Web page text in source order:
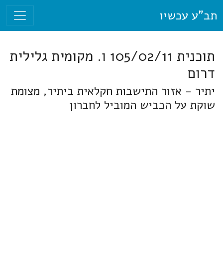
תב"ע עכשיו
תוכנית 105/02/11 ו. מקומית גלילית
דרום
יתיר - אזור התישבות חקלאית ביתיר, מצומת
שוקת על הכביש המוביל לחברון